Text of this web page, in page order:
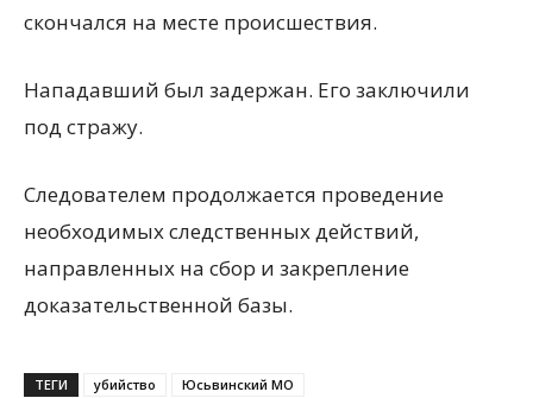
скончался на месте происшествия.
Нападавший был задержан. Его заключили
под стражу.
Следователем продолжается проведение
необходимых следственных действий,
направленных на сбор и закрепление
доказательственной базы.
ТЕГИ убийство Юсьвинский МО